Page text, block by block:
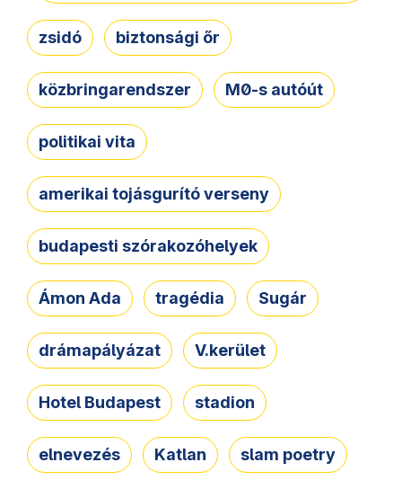
zsidó biztonsági őr
közbringarendszer M0-s autóút
politikai vita
amerikai tojásgurító verseny
budapesti szórakozóhelyek
Ámon Ada tragédia Sugár
drámapályázat V.kerület
Hotel Budapest stadion
elnevezés Katlan slam poetry